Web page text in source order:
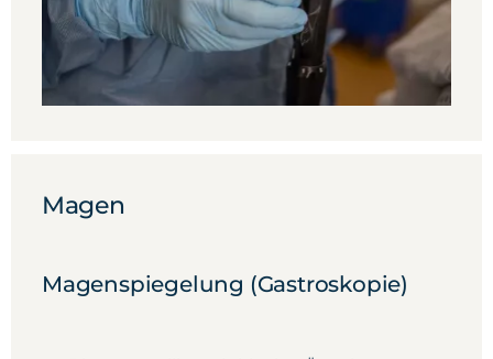
Magen
Magenspiegelung (Gastroskopie)